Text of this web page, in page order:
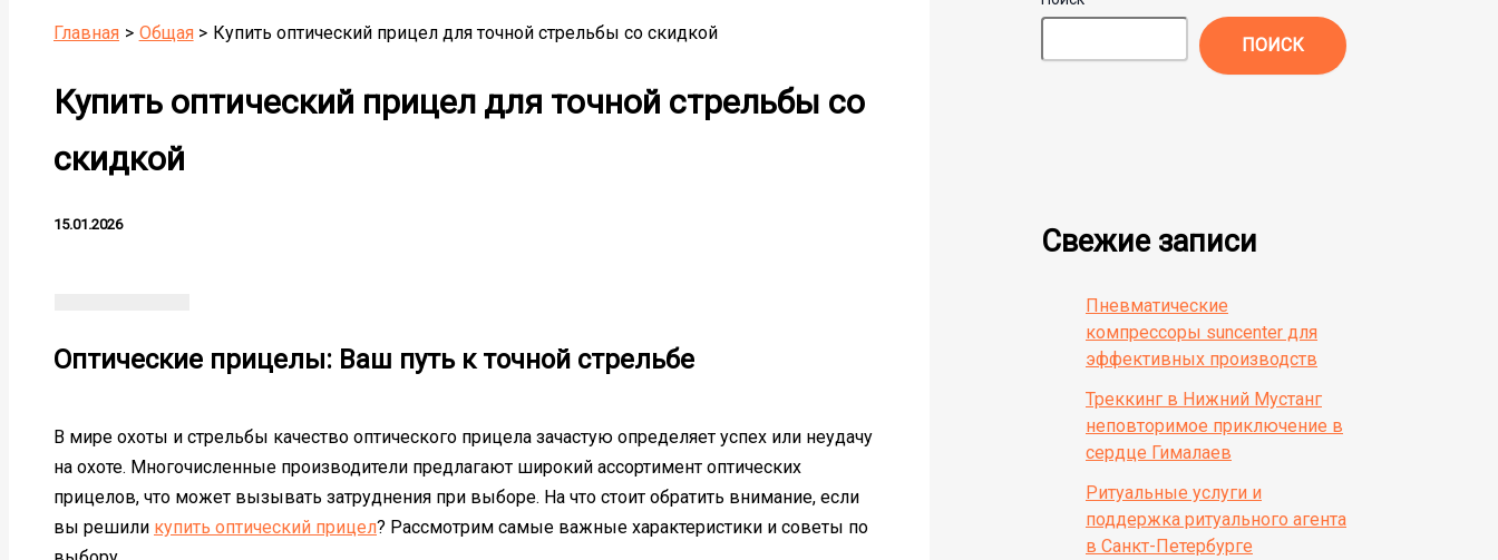
Главная Общая Купить оптический прицел для точной стрельбы со скидкой
Купить оптический прицел для точной стрельбы со
скидкой
15.01.2026
Оптические прицелы: Ваш путь к точной стрельбе
В мире охоты и стрельбы качество оптического прицела зачастую определяет успех или неудачу
на охоте. Многочисленные производители предлагают широкий ассортимент оптических
прицелов, что может вызывать затруднения при выборе. На что стоит обратить внимание, если
вы решили купить оптический прицел? Рассмотрим самые важные характеристики и советы по
ПОИСК
Свежие записи
Пневматические
компрессоры suncenter для
эффективных производств
Треккинг в Нижний Мустанг
неповторимое приключение в
сердце Гималаев
Ритуальные услуги и
поддержка ритуального агента
в Санкт-Петербурге